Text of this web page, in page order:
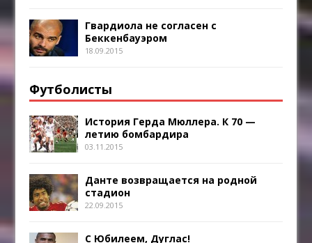
Гвардиола не согласен с
Беккенбауэром
18.09.2015
Футболисты
История Герда Мюллера. К 70 —
летию бомбардира
03.11.2015
Данте возвращается на родной
стадион
22.09.2015
С Юбилеем, Дуглас!